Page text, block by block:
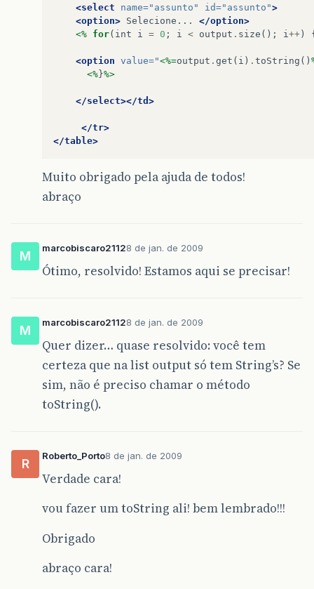
<select name="assunto" id="assunto">
<option> Selecione...
</option>
<% for( int i = 0 ; i < output . size (); i ++)
<option value="<%=output . get ( i ) . toString ()
<%}%>
</select></td>
</tr>
</table>
Muito obrigado pela ajuda de todos!
abraço
M
marcobiscaro21128 de jan. de 2009
Ótimo, resolvido! Estamos aqui se precisar!
M
marcobiscaro21128 de jan. de 2009
Quer dizer… quase resolvido: você tem
certeza que na list output só tem String’s? Se
sim, não é preciso chamar o método
toString().
R
Roberto_Porto8 de jan. de 2009
Verdade cara!
vou fazer um toString ali! bem lembrado!!!
Obrigado
abraço cara!